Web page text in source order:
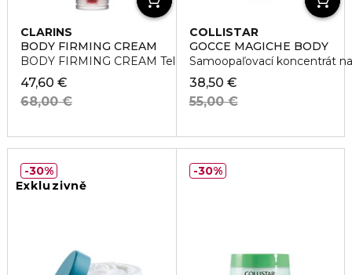
CLARINS
BODY FIRMING CREAM
BODY FIRMING CREAM Telový spevňujúci krém
47,60 €
68,00 €
COLLISTAR
GOCCE MAGICHE BODY
Samoopaľovací koncentrát
38,50 €
55,00 €
Exkluzivně
30% 30%